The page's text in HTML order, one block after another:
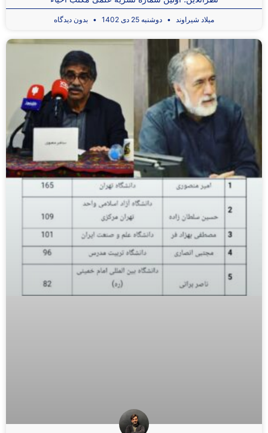
میلاد شیراوند دوشنبه 25 دی 1402 بدون دیدگاه